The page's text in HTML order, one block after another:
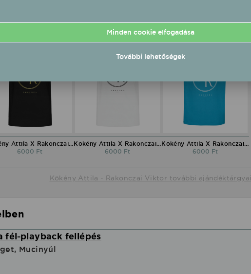
Kökény Attila X Rakonczai Viktor környakú póló fekete
6000 Ft
Kökény Attila X Rakonczai Viktor környakú póló fehér
6000 Ft
Kökény Attila X Rakonczai Viktor környakú póló kék
6000 Ft
Kökény Attila - Rakonczai Viktor további ajándéktárgyai
fél-playback fellépés
Mucinyúl
Minden cookie elfogadása
További lehetőségek